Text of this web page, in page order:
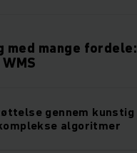
med mange fordele:
gennem kunstig
algoritmer